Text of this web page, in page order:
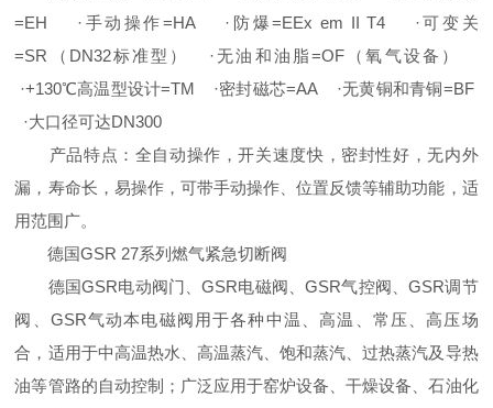
=EH ·手动操作=HA ·防爆=EEx em II T4 ·可变关
=SR（DN32标准型） ·无油和油脂=OF（氧气设备）
·+130℃高温型设计=TM ·密封磁芯=AA ·无黄铜和青铜=BF
·大口径可达DN300
产品特点：全自动操作，开关速度快，密封性好，无内外
漏，寿命长，易操作，可带手动操作、位置反馈等辅助功能，适
用范围广。
德国GSR 27系列燃气紧急切断阀
德国GSR电动阀门、GSR电磁阀、GSR气控阀、GSR调节
阀、GSR气动本电磁阀用于各种中温、高温、常压、高压场
合，适用于中高温热水、高温蒸汽、饱和蒸汽、过热蒸汽及导热
油等管路的自动控制；广泛应用于窑炉设备、干燥设备、石油化